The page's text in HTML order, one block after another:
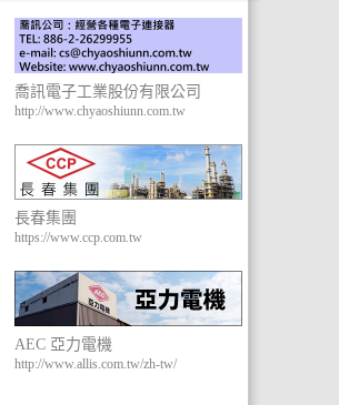
喬訊電子工業股份有限公司
http://www.chyaoshiunn.com.tw
長春集團
https://www.ccp.com.tw
AEC 亞力電機
http://www.allis.com.tw/zh-tw/